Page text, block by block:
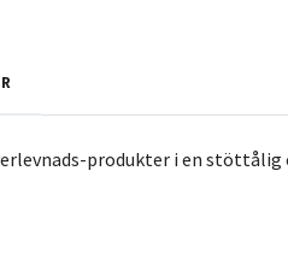
produkter i en